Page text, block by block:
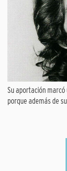
Su aportación
porque además de